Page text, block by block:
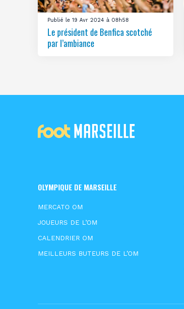
Publié le 19 Avr 2024 à 08h58
Le président de Benfica scotché
par l’ambiance
OLYMPIQUE DE MARSEILLE
MERCATO OM
JOUEURS DE L’OM
CALENDRIER OM
MEILLEURS BUTEURS DE L’OM